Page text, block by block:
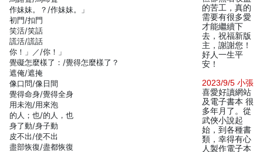
作妹妹。？/作妹妹。」
初門/扣門
笑活/笑話
謊活/謊話
你！」／/你！」
覺礙怎麼樣了：/覺得怎麼樣了？
遮俺/遮掩
像口問/像日間
覺得命身/覺得全身
用未泡/用來泡
的人；也/的人，也
身了動/身子動
皮不出/使不出
盡部恢復/盡都恢復
的苦工，真的
需要有很多愛
才能繼續下
去，祝福新版
主，謝謝您！
好人一生平
安！
2023/9/5 小張
喜愛好讀網站
及電子書本 很
多年月了。從
武俠小說起
始，到各種書
類，幸得有心
人製作電子本